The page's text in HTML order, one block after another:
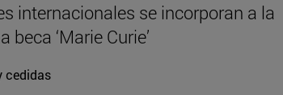
internacionales se incorporan a la
‘Marie Curie’
cedidas